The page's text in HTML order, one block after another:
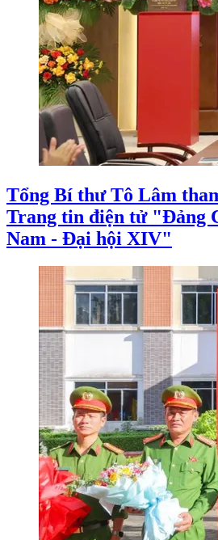
Tổng Bí thư Tô Lâm
Trang tin điện tử "Đảng
Nam - Đại hội XIV"